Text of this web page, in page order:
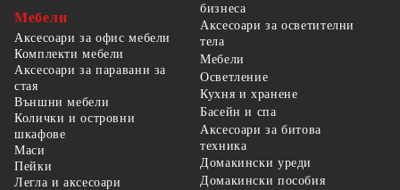
Мебели
Аксесоари за офис мебели
Комплекти мебели
Аксесоари за паравани за
стая
Външни мебели
Колички и островни
шкафове
Маси
Пейки
Легла и аксесоари
бизнеса
Аксесоари за осветителни
тела
Мебели
Осветление
Кухня и хранене
Басейн и спа
Аксесоари за битова
техника
Домакински уреди
Домакински пособия